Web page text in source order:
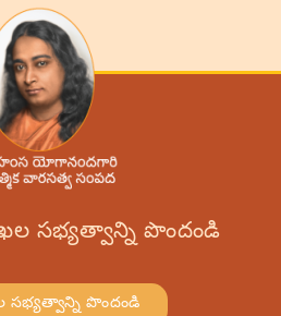
సభ్యత్వాన్ని పొందండి
సభ్యత్వాన్ని పొందండి